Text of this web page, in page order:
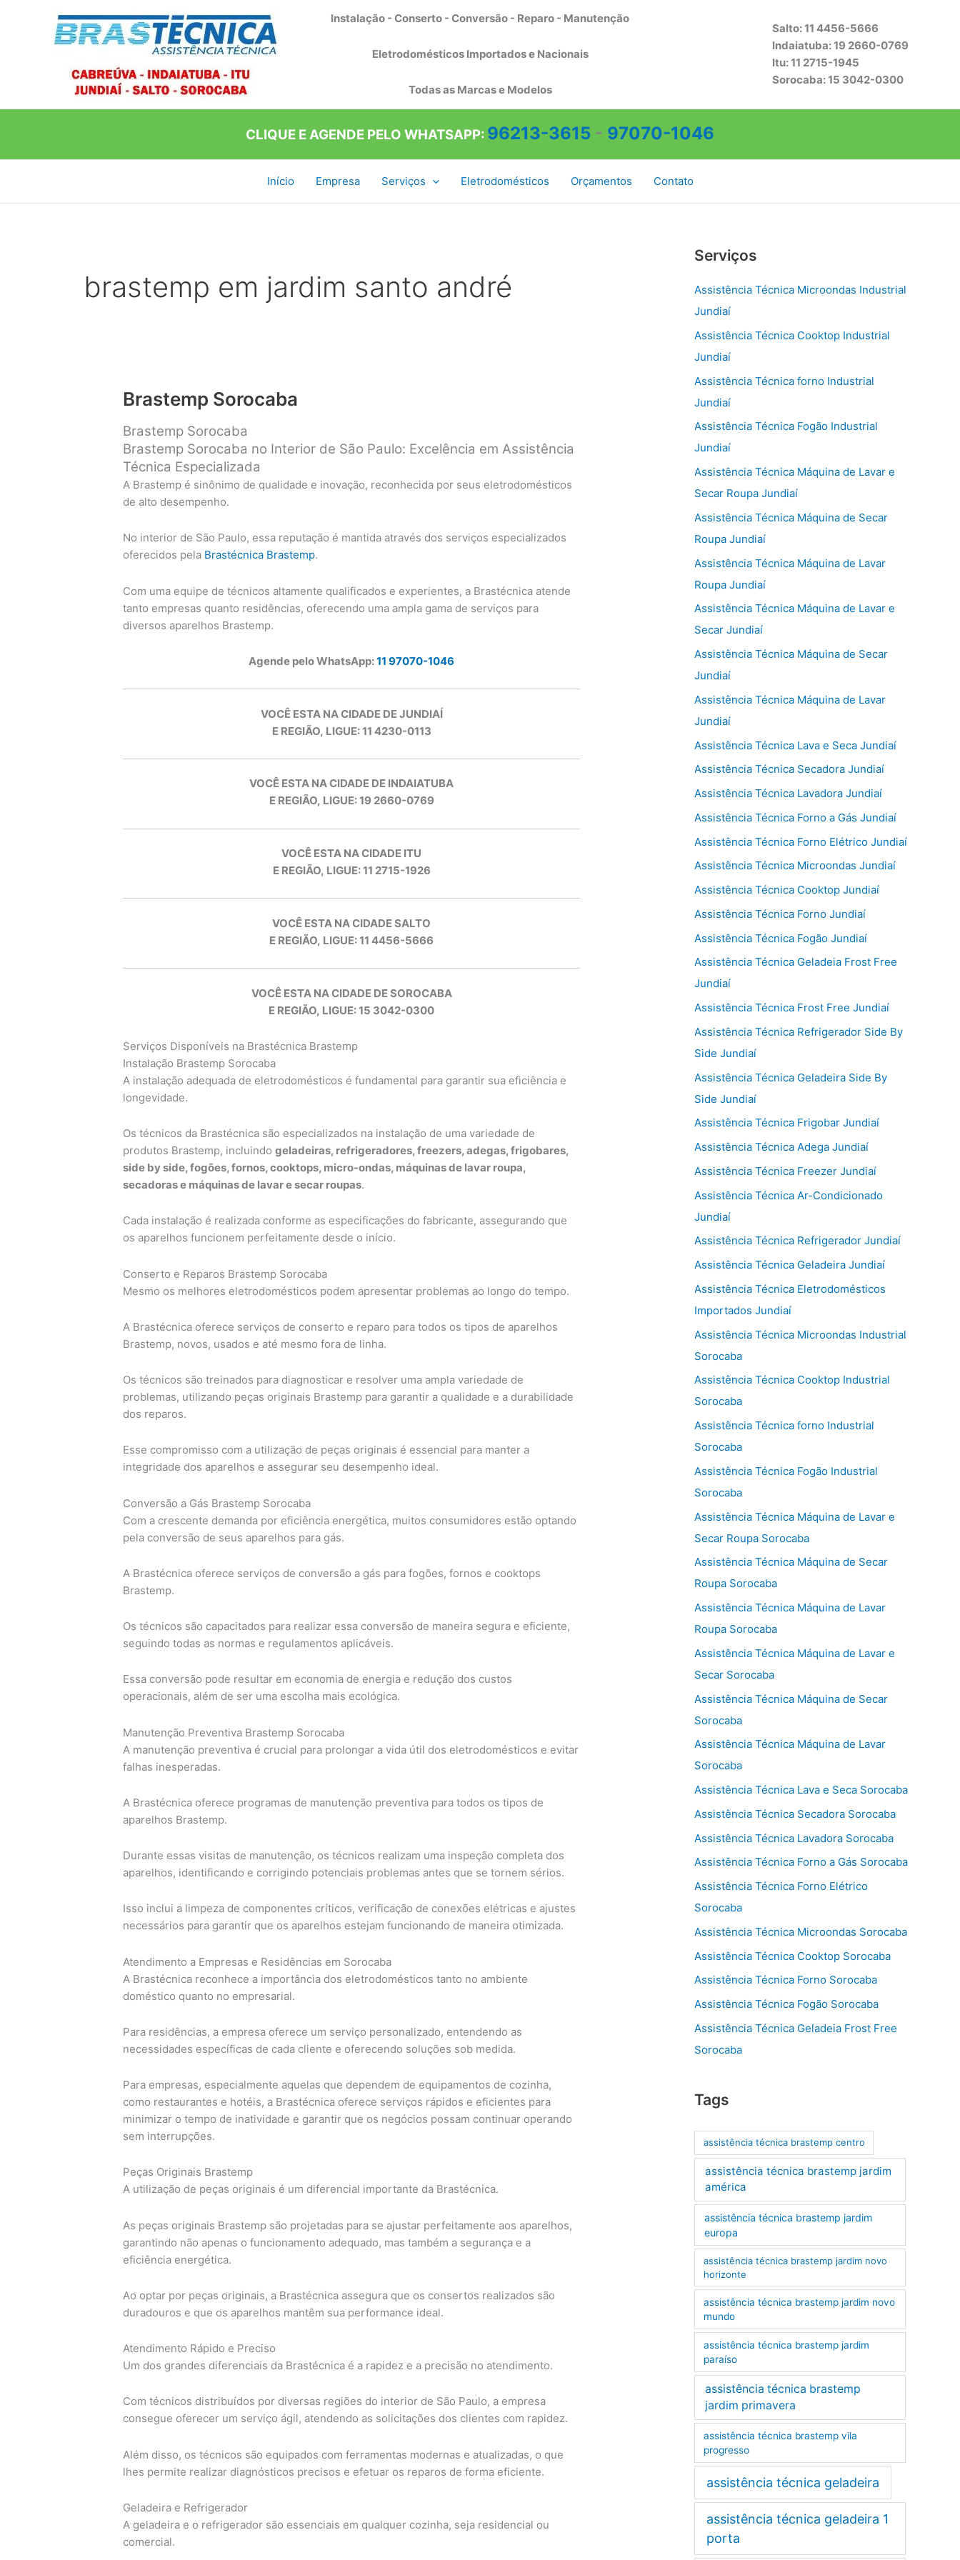
Instalação - Conserto - Conversão - Reparo - Manutenção
Eletrodomésticos Importados e Nacionais
Todas as Marcas e Modelos
Salto: 11 4456-5666
Indaiatuba: 19 2660-0769
Itu: 11 2715-1945
Sorocaba: 15 3042-0300
CLIQUE E AGENDE PELO WHATSAPP: 96213-3615 - 97070-1046
Início Empresa Serviços Eletrodomésticos Orçamentos Contato
brastemp em jardim santo andré
Brastemp Sorocaba
Brastemp Sorocaba
Brastemp Sorocaba no Interior de São Paulo: Excelência em Assistência
Técnica Especializada
A Brastemp é sinônimo de qualidade e inovação, reconhecida por seus eletrodomésticos
de alto desempenho.
No interior de São Paulo, essa reputação é mantida através dos serviços especializados
oferecidos pela Brastécnica Brastemp.
Com uma equipe de técnicos altamente qualificados e experientes, a Brastécnica atende
tanto empresas quanto residências, oferecendo uma ampla gama de serviços para
diversos aparelhos Brastemp.
Agende pelo WhatsApp:11 97070-1046
VOCÊ ESTA NA CIDADE DE JUNDIAÍ
E REGIÃO, LIGUE: 11 4230-0113
VOCÊ ESTA NA CIDADE DE INDAIATUBA
E REGIÃO, LIGUE: 19 2660-0769
VOCÊ ESTA NA CIDADE ITU
E REGIÃO, LIGUE: 11 2715-1926
VOCÊ ESTA NA CIDADE SALTO
E REGIÃO, LIGUE: 11 4456-5666
VOCÊ ESTA NA CIDADE DE SOROCABA
E REGIÃO, LIGUE: 15 3042-0300
Serviços Disponíveis na Brastécnica Brastemp
Instalação Brastemp Sorocaba
A instalação adequada de eletrodomésticos é fundamental para garantir sua eficiência e
longevidade.
Os técnicos da Brastécnica são especializados na instalação de uma variedade de
produtos Brastemp, incluindogeladeiras, refrigeradores, freezers, adegas, frigobares,
side by side, fogões, fornos, cooktops, micro-ondas, máquinas de lavar roupa,
secadoras e máquinas de lavar e secar roupas.
Cada instalação é realizada conforme as especificações do fabricante, assegurando que
os aparelhos funcionem perfeitamente desde o início.
Conserto e Reparos Brastemp Sorocaba
Mesmo os melhores eletrodomésticos podem apresentar problemas ao longo do tempo.
A Brastécnica oferece serviços de conserto e reparo para todos os tipos de aparelhos
Brastemp, novos, usados e até mesmo fora de linha.
Os técnicos são treinados para diagnosticar e resolver uma ampla variedade de
problemas, utilizando peças originais Brastemp para garantir a qualidade e a durabilidade
dos reparos.
Esse compromisso com a utilização de peças originais é essencial para manter a
integridade dos aparelhos e assegurar seu desempenho ideal.
Conversão a Gás Brastemp Sorocaba
Com a crescente demanda por eficiência energética, muitos consumidores estão optando
pela conversão de seus aparelhos para gás.
A Brastécnica oferece serviços de conversão a gás para fogões, fornos e cooktops
Brastemp.
Os técnicos são capacitados para realizar essa conversão de maneira segura e eficiente,
seguindo todas as normas e regulamentos aplicáveis.
Essa conversão pode resultar em economia de energia e redução dos custos
operacionais, além de ser uma escolha mais ecológica.
Manutenção Preventiva Brastemp Sorocaba
A manutenção preventiva é crucial para prolongar a vida útil dos eletrodomésticos e evitar
falhas inesperadas.
A Brastécnica oferece programas de manutenção preventiva para todos os tipos de
aparelhos Brastemp.
Durante essas visitas de manutenção, os técnicos realizam uma inspeção completa dos
aparelhos, identificando e corrigindo potenciais problemas antes que se tornem sérios.
Isso inclui a limpeza de componentes críticos, verificação de conexões elétricas e ajustes
necessários para garantir que os aparelhos estejam funcionando de maneira otimizada.
Atendimento a Empresas e Residências em Sorocaba
A Brastécnica reconhece a importância dos eletrodomésticos tanto no ambiente
doméstico quanto no empresarial.
Para residências, a empresa oferece um serviço personalizado, entendendo as
necessidades específicas de cada cliente e oferecendo soluções sob medida.
Para empresas, especialmente aquelas que dependem de equipamentos de cozinha,
como restaurantes e hotéis, a Brastécnica oferece serviços rápidos e eficientes para
minimizar o tempo de inatividade e garantir que os negócios possam continuar operando
sem interrupções.
Peças Originais Brastemp
A utilização de peças originais é um diferencial importante da Brastécnica.
As peças originais Brastemp são projetadas para se ajustar perfeitamente aos aparelhos,
garantindo não apenas o funcionamento adequado, mas também a segurança e a
eficiência energética.
Ao optar por peças originais, a Brastécnica assegura que os consertos realizados são
duradouros e que os aparelhos mantêm sua performance ideal.
Atendimento Rápido e Preciso
Um dos grandes diferenciais da Brastécnica é a rapidez e a precisão no atendimento.
Com técnicos distribuídos por diversas regiões do interior de São Paulo, a empresa
consegue oferecer um serviço ágil, atendendo as solicitações dos clientes com rapidez.
Além disso, os técnicos são equipados com ferramentas modernas e atualizadas, o que
lhes permite realizar diagnósticos precisos e efetuar os reparos de forma eficiente.
Geladeira e Refrigerador
A geladeira e o refrigerador são essenciais em qualquer cozinha, seja residencial ou
comercial.
Serviços
Assistência Técnica Microondas Industrial
Jundiaí
Assistência Técnica Cooktop Industrial
Jundiaí
Assistência Técnica forno Industrial
Jundiaí
Assistência Técnica Fogão Industrial
Jundiaí
Assistência Técnica Máquina de Lavar e
Secar Roupa Jundiaí
Assistência Técnica Máquina de Secar
Roupa Jundiaí
Assistência Técnica Máquina de Lavar
Roupa Jundiaí
Assistência Técnica Máquina de Lavar e
Secar Jundiaí
Assistência Técnica Máquina de Secar
Jundiaí
Assistência Técnica Máquina de Lavar
Jundiaí
Assistência Técnica Lava e Seca Jundiaí
Assistência Técnica Secadora Jundiaí
Assistência Técnica Lavadora Jundiaí
Assistência Técnica Forno a Gás Jundiaí
Assistência Técnica Forno Elétrico Jundiaí
Assistência Técnica Microondas Jundiaí
Assistência Técnica Cooktop Jundiaí
Assistência Técnica Forno Jundiaí
Assistência Técnica Fogão Jundiaí
Assistência Técnica Geladeia Frost Free
Jundiaí
Assistência Técnica Frost Free Jundiaí
Assistência Técnica Refrigerador Side By
Side Jundiaí
Assistência Técnica Geladeira Side By
Side Jundiaí
Assistência Técnica Frigobar Jundiaí
Assistência Técnica Adega Jundiaí
Assistência Técnica Freezer Jundiaí
Assistência Técnica Ar-Condicionado
Jundiaí
Assistência Técnica Refrigerador Jundiaí
Assistência Técnica Geladeira Jundiaí
Assistência Técnica Eletrodomésticos
Importados Jundiaí
Assistência Técnica Microondas Industrial
Sorocaba
Assistência Técnica Cooktop Industrial
Sorocaba
Assistência Técnica forno Industrial
Sorocaba
Assistência Técnica Fogão Industrial
Sorocaba
Assistência Técnica Máquina de Lavar e
Secar Roupa Sorocaba
Assistência Técnica Máquina de Secar
Roupa Sorocaba
Assistência Técnica Máquina de Lavar
Roupa Sorocaba
Assistência Técnica Máquina de Lavar e
Secar Sorocaba
Assistência Técnica Máquina de Secar
Sorocaba
Assistência Técnica Máquina de Lavar
Sorocaba
Assistência Técnica Lava e Seca Sorocaba
Assistência Técnica Secadora Sorocaba
Assistência Técnica Lavadora Sorocaba
Assistência Técnica Forno a Gás Sorocaba
Assistência Técnica Forno Elétrico
Sorocaba
Assistência Técnica Microondas Sorocaba
Assistência Técnica Cooktop Sorocaba
Assistência Técnica Forno Sorocaba
Assistência Técnica Fogão Sorocaba
Assistência Técnica Geladeia Frost Free
Sorocaba
Tags
assistência técnica brastemp centro
assistência técnica brastemp jardim
américa
assistência técnica brastemp jardim
europa
assistência técnica brastemp jardim novo
horizonte
assistência técnica brastemp jardim novo
mundo
assistência técnica brastemp jardim
paraíso
assistência técnica brastemp
jardim primavera
assistência técnica brastemp vila
progresso
assistência técnica geladeira
assistência técnica geladeira 1
porta